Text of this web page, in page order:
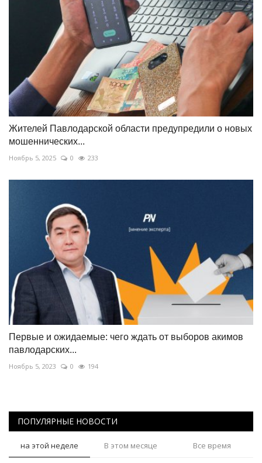
Жителей Павлодарской области предупредили о новых
мошеннических...
Ноябрь 5, 2025 0 233
Первые и ожидаемые: чего ждать от выборов акимов
павлодарских...
Ноябрь 5, 2023 0 194
ПОПУЛЯРНЫЕ НОВОСТИ
на этой неделе В этом месяце Все время